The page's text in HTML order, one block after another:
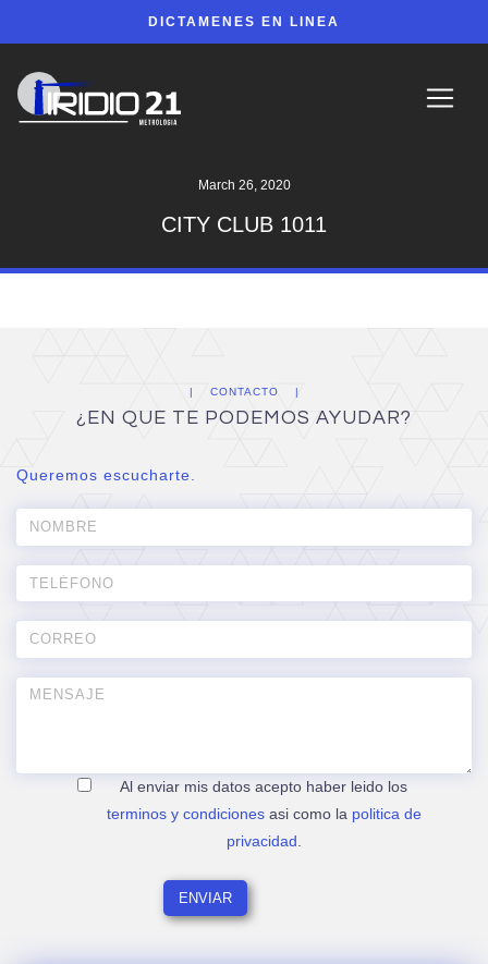
DICTAMENES EN LINEA
March 26, 2020
CITY CLUB 1011
CONTACTO
¿EN QUE TE PODEMOS AYUDAR?
Queremos escucharte.
Al enviar mis datos acepto haber leido los
terminos y condicionesasi como la politica de
privacidad